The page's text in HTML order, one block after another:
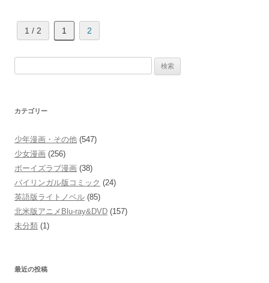
1 / 2 1 2
カテゴリー
少年漫画・その他 (547)
少女漫画 (256)
ボーイズラブ漫画 (38)
バイリンガル版コミック (24)
英語版ライトノベル (85)
北米版アニメBlu-ray&DVD (157)
未分類 (1)
最近の投稿